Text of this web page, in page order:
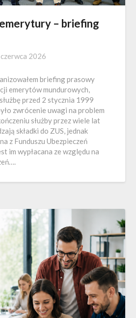
– briefing
2026
briefing prasowy
emerytów mundurowych,
przed 2 stycznia 1999
zwrócenie uwagi na problem
służby przez wiele lat
składki do ZUS, jednak
z Funduszu Ubezpieczeń
im wypłacana ze względu na